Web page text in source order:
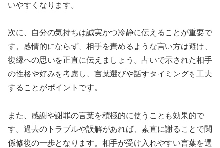
いやすくなります。
次に、自分の気持ちは誠実かつ冷静に伝えることが重要で
す。感情的にならず、相手を責めるような言い方は避け、
復縁への思いを正直に伝えましょう。占いで示された相手
の性格や好みを考慮し、言葉選びや話すタイミングを工夫
することがポイントです。
また、感謝や謝罪の言葉を積極的に使うことも効果的で
す。過去のトラブルや誤解があれば、素直に謝ることで関
係修復の一歩となります。相手が受け入れやすい言葉を選